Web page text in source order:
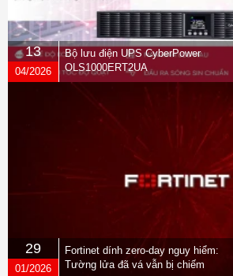
13
04/2026
Bộ lưu điện UPS CyberPower
OLS1000ERT2UA
29
01/2026
Fortinet dính zero-day nguy hiểm:
Tường lửa đã vá vẫn bị chiếm